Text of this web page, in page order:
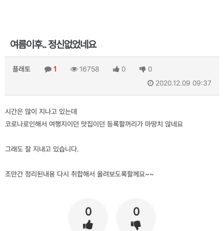
여름이후.. 정신없었네요
플래토 1 16758 0
0
2020.12.09 09:37
시간은 많이 지나고 있는데
코로나로인해서 여행지이던 맛집이던 등록할꺼리가 마땅치 않네요
그래도 잘 지내고 있습니다.
조만간 정리된내용 다시 취합해서 올려보도록할께요~~
0 0